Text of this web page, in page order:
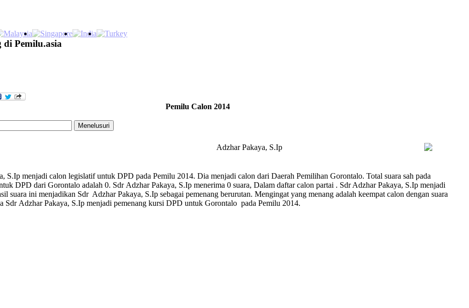
di Pemilu.asia
Pemilu Calon 2014
Adzhar Pakaya, S.Ip
S.Ip menjadi calon legislatif untuk DPD pada Pemilu 2014. Dia menjadi calon dari Daerah Pemilihan Gorontalo. Total suara sah pada
DPD dari Gorontalo adalah 0. Sdr Adzhar Pakaya, S.Ip menerima 0 suara, Dalam daftar calon partai . Sdr Adzhar Pakaya, S.Ip menjadi
suara ini menjadikan Sdr Adzhar Pakaya, S.Ip sebagai pemenang berurutan. Mengingat yang menang adalah keempat calon dengan suara
Sdr Adzhar Pakaya, S.Ip menjadi pemenang kursi DPD untuk Gorontalo pada Pemilu 2014.